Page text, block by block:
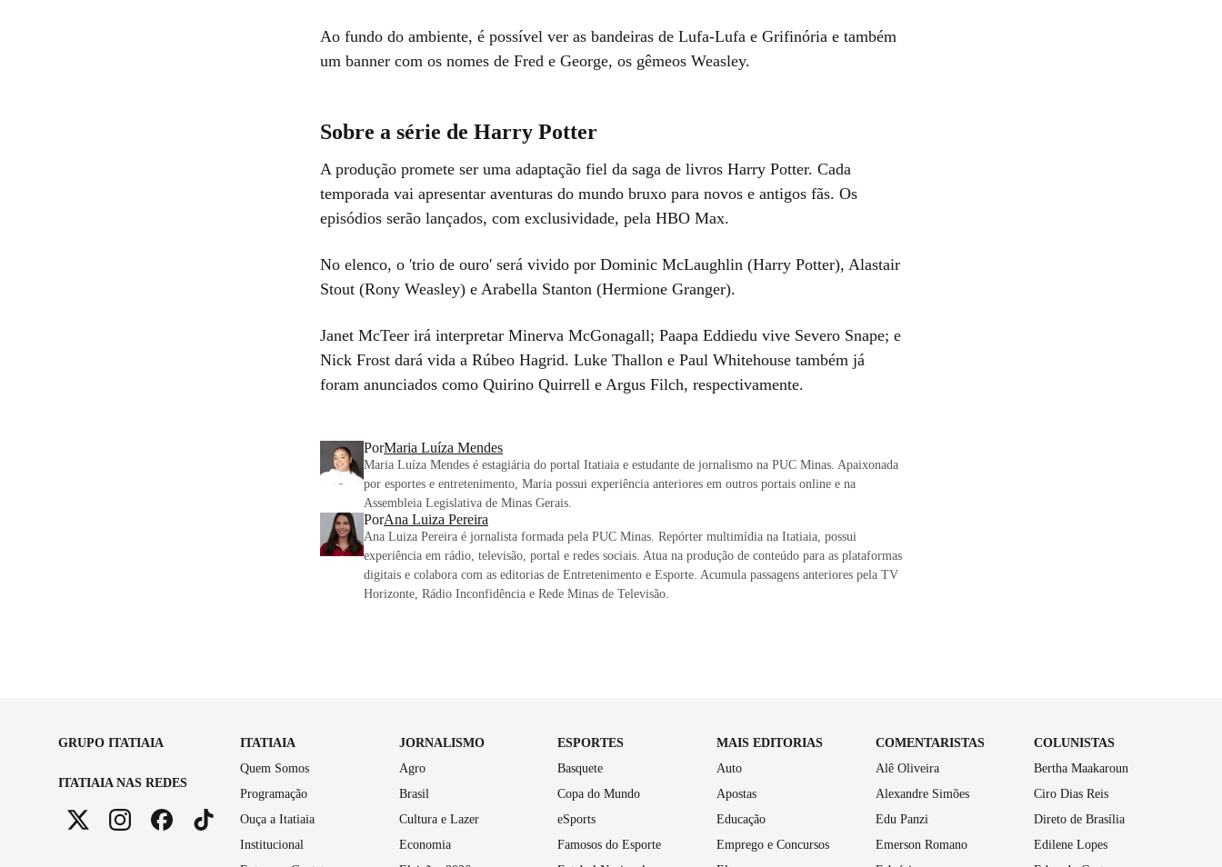
Ao fundo do ambiente, é possível ver as bandeiras de Lufa-Lufa e Grifinória e também
um banner com os nomes de Fred e George, os gêmeos Weasley.
Sobre a série de Harry Potter
A produção promete ser uma adaptação fiel da saga de livros Harry Potter. Cada
temporada vai apresentar aventuras do mundo bruxo para novos e antigos fãs. Os
episódios serão lançados, com exclusividade, pela HBO Max.
No elenco, o 'trio de ouro' será vivido por Dominic McLaughlin (Harry Potter), Alastair
Stout (Rony Weasley) e Arabella Stanton (Hermione Granger).
Janet McTeer irá interpretar Minerva McGonagall; Paapa Eddiedu vive Severo Snape; e
Nick Frost dará vida a Rúbeo Hagrid. Luke Thallon e Paul Whitehouse também já
foram anunciados como Quirino Quirrell e Argus Filch, respectivamente.
PorMaria Luíza Mendes
Maria Luíza Mendes é estagiária do portal Itatiaia e estudante de jornalismo na PUC Minas. Apaixonada
por esportes e entretenimento, Maria possui experiência anteriores em outros portais online e na
Assembleia Legislativa de Minas Gerais.
PorAna Luiza Pereira
Ana Luiza Pereira é jornalista formada pela PUC Minas. Repórter multimídia na Itatiaia, possui
experiência em rádio, televisão, portal e redes sociais. Atua na produção de conteúdo para as plataformas
digitais e colabora com as editorias de Entretenimento e Esporte. Acumula passagens anteriores pela TV
Horizonte, Rádio Inconfidência e Rede Minas de Televisão.
GRUPO ITATIAIA
ITATIAIA NAS REDES
ITATIAIA
Quem Somos
Programação
Ouça a Itatiaia
Institucional
JORNALISMO
Agro
Brasil
Cultura e Lazer
Economia
ESPORTES
Basquete
Copa do Mundo
eSports
Famosos do Esporte
MAIS EDITORIAS
Auto
Apostas
Educação
Emprego e Concursos
COMENTARISTAS
Alê Oliveira
Alexandre Simões
Edu Panzi
Emerson Romano
COLUNISTAS
Bertha Maakaroun
Ciro Dias Reis
Direto de Brasília
Edilene Lopes